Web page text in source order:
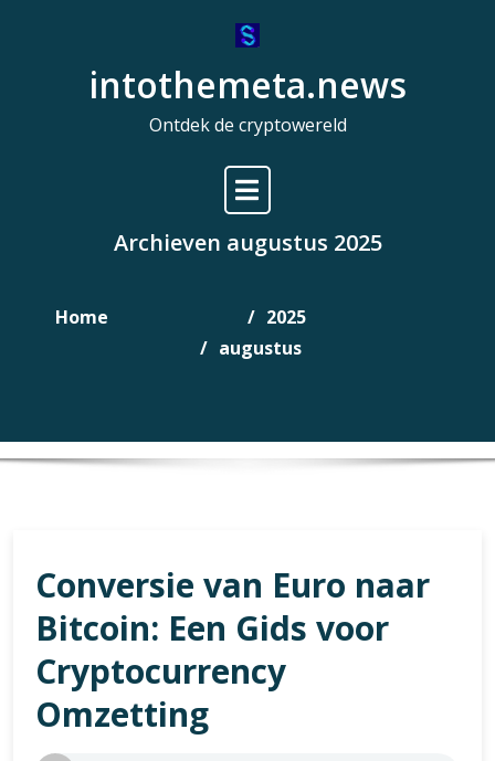
intothemeta.news
Ontdek de cryptowereld
Archieven augustus 2025
Home
2025
augustus
Conversie van Euro naar
Bitcoin: Een Gids voor
Cryptocurrency
Omzetting